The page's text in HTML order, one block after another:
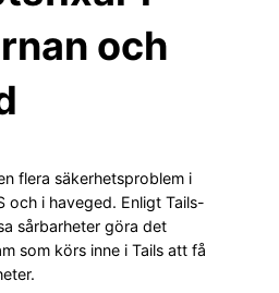
och
flera säkerhetsproblem i
och i haveged. Enligt Tails-
sårbarheter göra det
som körs inne i Tails att få